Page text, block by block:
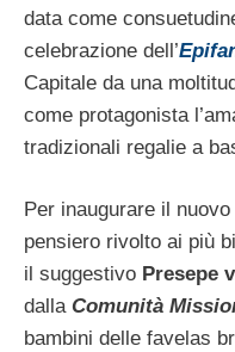
data come
celebrazione dell’
Capitale da una
come protagonista
tradizionali regalie a
Per inaugurare il
pensiero rivolto ai più
il suggestivo Presepe
dalla Comunità
bambini delle favelas